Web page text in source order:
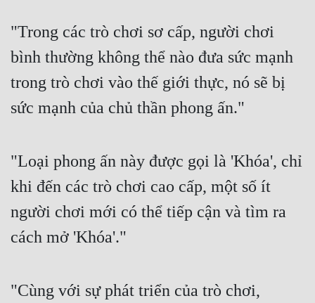
Truyện Dịch
Truyện ngắn
Cung Đấu
Cạnh Kỹ
Cổ Tiên Hiệp
Du Hí
"Trong các trò chơi sơ cấp, người chơi
bình thường không thể nào đưa sức mạnh
trong trò chơi vào thế giới thực, nó sẽ bị
sức mạnh của chủ thần phong ấn."
"Loại phong ấn này được gọi là 'Khóa', chỉ
khi đến các trò chơi cao cấp, một số ít
người chơi mới có thể tiếp cận và tìm ra
cách mở 'Khóa'."
"Cùng với sự phát triển của trò chơi,